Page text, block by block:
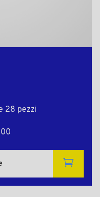
28 pezzi